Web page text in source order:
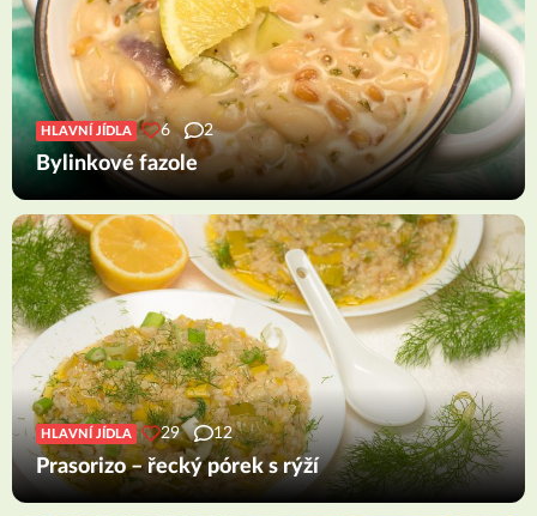
HLAVNÍ JÍDLA 6 2
Bylinkové fazole
HLAVNÍ JÍDLA 29 12
Prasorizo – řecký pórek s rýží